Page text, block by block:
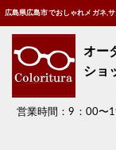
広島県広島市でおしゃれメガネ,
オー
ショ
営業時間：9：00